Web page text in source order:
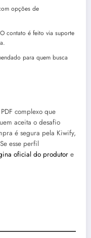
opções de
O contato é feito via suporte
para quem busca
complexo que
aceita o desafio
é segura pela Kiwify,
esse perfil
oficial do produtor e